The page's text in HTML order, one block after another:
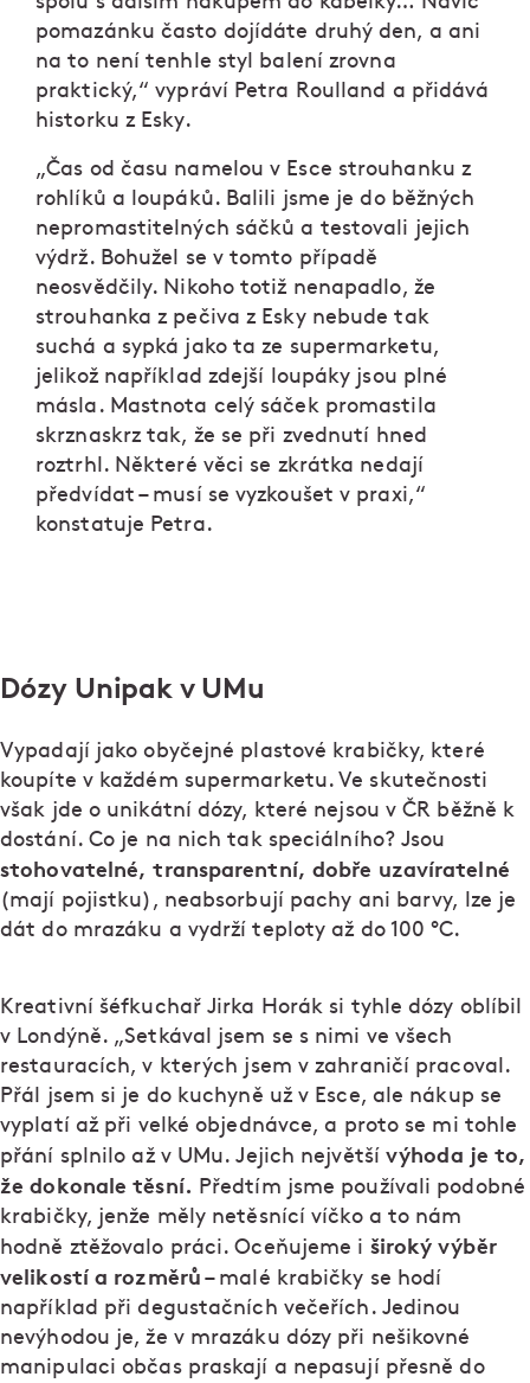
pomazánku často dojídáte druhý den, a ani
na to není tenhle styl balení zrovna
praktický,“ vypráví Petra Roulland a přidává
historku z Esky.
„Čas od času namelou v Esce strouhanku z
rohlíků a loupáků. Balili jsme je do běžných
nepromastitelných sáčků a testovali jejich
výdrž. Bohužel se v tomto případě
neosvědčily. Nikoho totiž nenapadlo, že
strouhanka z pečiva z Esky nebude tak
suchá a sypká jako ta ze supermarketu,
jelikož například zdejší loupáky jsou plné
másla. Mastnota celý sáček promastila
skrznaskrz tak, že se při zvednutí hned
roztrhl. Některé věci se zkrátka nedají
předvídat – musí se vyzkoušet v praxi,“
konstatuje Petra.
Dózy Unipak v UMu
Vypadají jako obyčejné plastové krabičky, které
koupíte v každém supermarketu. Ve skutečnosti
však jde o unikátní dózy, které nejsou v ČR běžně k
dostání. Co je na nich tak speciálního? Jsou
stohovatelné, transparentní, dobře uzavíratelné
(mají pojistku), neabsorbují pachy ani barvy, lze je
dát do mrazáku a vydrží teploty až do 100 °C.
Kreativní šéfkuchař Jirka Horák si tyhle dózy oblíbil
v Londýně. „Setkával jsem se s nimi ve všech
restauracích, v kterých jsem v zahraničí pracoval.
Přál jsem si je do kuchyně už v Esce, ale nákup se
vyplatí až při velké objednávce, a proto se mi tohle
přání splnilo až v UMu. Jejich největšívýhoda je to,
že dokonale těsní. Předtím jsme používali podobné
krabičky, jenže měly netěsnící víčko a to nám
hodně ztěžovalo práci. Oceňujeme i široký výběr
velikostí a rozměrů – malé krabičky se hodí
například při degustačních večeřích. Jedinou
nevýhodou je, že v mrazáku dózy při nešikovné
manipulaci občas praskají a nepasují přesně do